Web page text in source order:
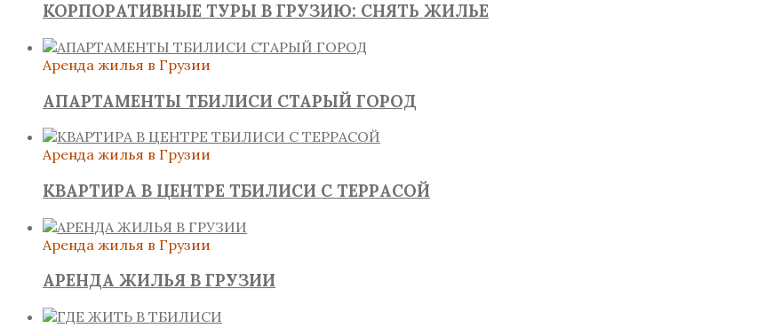
КОРПОРАТИВНЫЕ ТУРЫ В ГРУЗИЮ: СНЯТЬ ЖИЛЬЕ
Аренда жилья в Грузии
АПАРТАМЕНТЫ ТБИЛИСИ СТАРЫЙ ГОРОД
Аренда жилья в Грузии
КВАРТИРА В ЦЕНТРЕ ТБИЛИСИ С ТЕРРАСОЙ
Аренда жилья в Грузии
АРЕНДА ЖИЛЬЯ В ГРУЗИИ